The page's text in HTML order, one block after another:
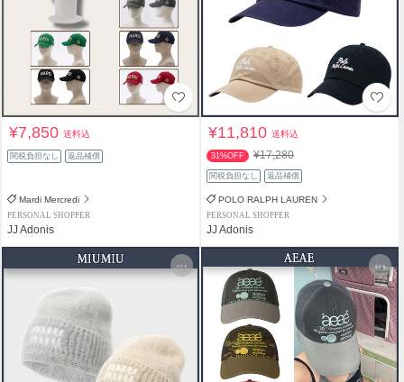
¥7,850送料込
関税負担なし 返品補償
Mardi Mercredi
PERSONAL SHOPPER
JJ Adonis
¥11,810送料込
31%OFF ¥17,280
関税負担なし 返品補償
POLO RALPH LAUREN
PERSONAL SHOPPER
JJ Adonis